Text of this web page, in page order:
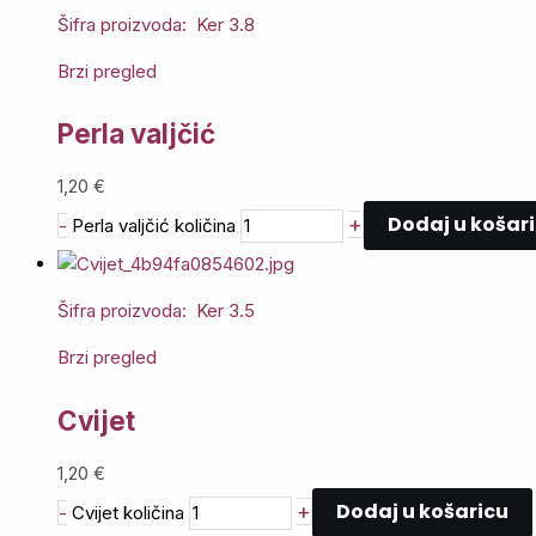
Šifra proizvoda: Ker 3.8
Brzi pregled
Perla valjčić
1,20 €
- Perla valjčić količina + Dodaj u
Šifra proizvoda: Ker 3.5
Brzi pregled
Cvijet
1,20 €
- Cvijet količina + Dodaj u košaricu